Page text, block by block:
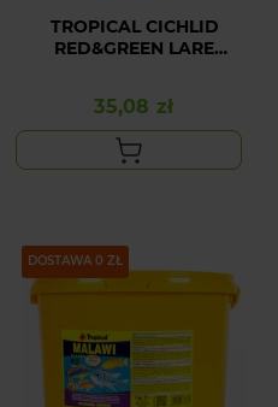
TROPICAL CICHLID
RED&GREEN LARE
Cena
35,08 zł
DOSTAWA 0 ZŁ